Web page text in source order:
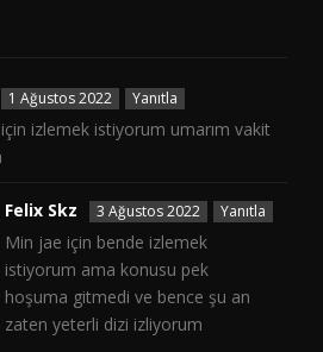
1 Ağustos 2022 Yanıtla
izlemek istiyorum umarım vakit
Felix Skz 3 Ağustos 2022 Yanıtla
Min jae için bende izlemek
istiyorum ama konusu pek
hoşuma gitmedi ve bence şu an
zaten yeterli dizi izliyorum